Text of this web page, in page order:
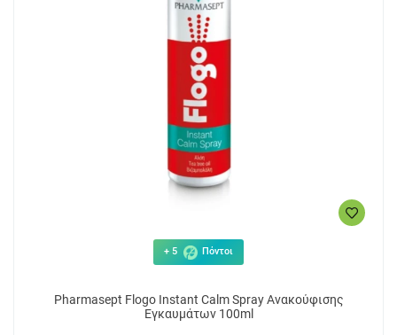
+ 5 Πόντοι
Pharmasept Flogo Instant Calm Spray Ανακούφισης
Εγκαυμάτων 100ml